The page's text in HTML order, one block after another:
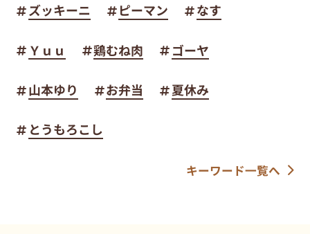
ズッキーニ ピーマン なす
Ｙｕｕ 鶏むね肉 ゴーヤ
山本ゆり お弁当 夏休み
とうもろこし
キーワード一覧へ